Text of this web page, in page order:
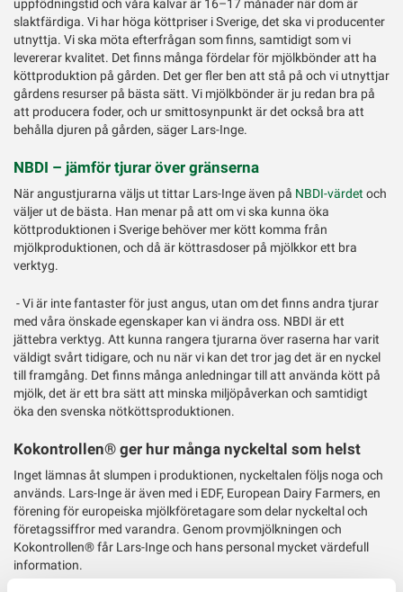
uppfödningstid och våra kalvar är 16–17 månader när dom är
slaktfärdiga. Vi har höga köttpriser i Sverige, det ska vi producenter
utnyttja. Vi ska möta efterfrågan som finns, samtidigt som vi
levererar kvalitet. Det finns många fördelar för mjölkbönder att ha
köttproduktion på gården. Det ger fler ben att stå på och vi utnyttjar
gårdens resurser på bästa sätt. Vi mjölkbönder är ju redan bra på
att producera foder, och ur smittosynpunkt är det också bra att
behålla djuren på gården, säger Lars-Inge.
NBDI – jämför tjurar över gränserna
När angustjurarna väljs ut tittar Lars-Inge även på NBDI-värdet och
väljer ut de bästa. Han menar på att om vi ska kunna öka
köttproduktionen i Sverige behöver mer kött komma från
mjölkproduktionen, och då är köttrasdoser på mjölkkor ett bra
verktyg.
- Vi är inte fantaster för just angus, utan om det finns andra tjurar
med våra önskade egenskaper kan vi ändra oss. NBDI är ett
jättebra verktyg. Att kunna rangera tjurarna över raserna har varit
väldigt svårt tidigare, och nu när vi kan det tror jag det är en nyckel
till framgång. Det finns många anledningar till att använda kött på
mjölk, det är ett bra sätt att minska miljöpåverkan och samtidigt
öka den svenska nötköttsproduktionen.
Kokontrollen® ger hur många nyckeltal som helst
Inget lämnas åt slumpen i produktionen, nyckeltalen följs noga och
används. Lars-Inge är även med i EDF, European Dairy Farmers, en
förening för europeiska mjölkföretagare som delar nyckeltal och
företagssiffror med varandra. Genom provmjölkningen och
Kokontrollen® får Lars-Inge och hans personal mycket värdefull
information.